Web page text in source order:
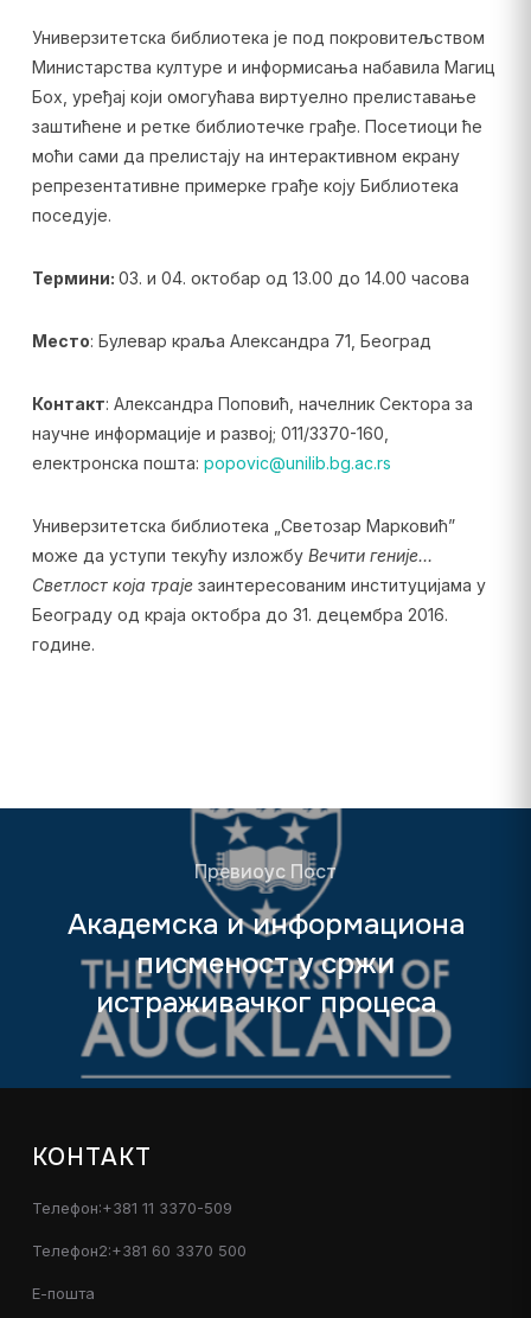
Универзитетска библиотека је под покровитељством
Министарства културе и информисања набавила Магиц
Боx, уређај који омогућава виртуелно прелиставање
заштићене и ретке библиотечке грађе. Посетиоци ће
моћи сами да прелистају на интерактивном екрану
репрезентативне примерке грађе коју Библиотека
поседује.
Термини: 03. и 04. октобар од 13.00 до 14.00 часова
Место: Булевар краља Александра 71, Београд
Контакт: Александра Поповић, начелник Сектора за
научне информације и развој; 011/3370-160,
електронска пошта: popovic@unilib.bg.ac.rs
Универзитетска библиотека „Светозар Марковић”
може да уступи текућу изложбу Вечити геније…
Светлост која траје заинтересованим институцијама у
Београду од краја октобра до 31. децембра 2016.
године.
Превиоус Пост
Академска и информациона
писменост у сржи
истраживачког процеса
КОНТАКТ
Телефон:+381 11 3370-509
Телефон2:+381 60 3370 500
Е-пошта